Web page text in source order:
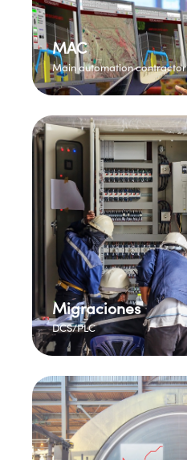
MAC
Main automation contractor
Migraciones
DCS/PLC